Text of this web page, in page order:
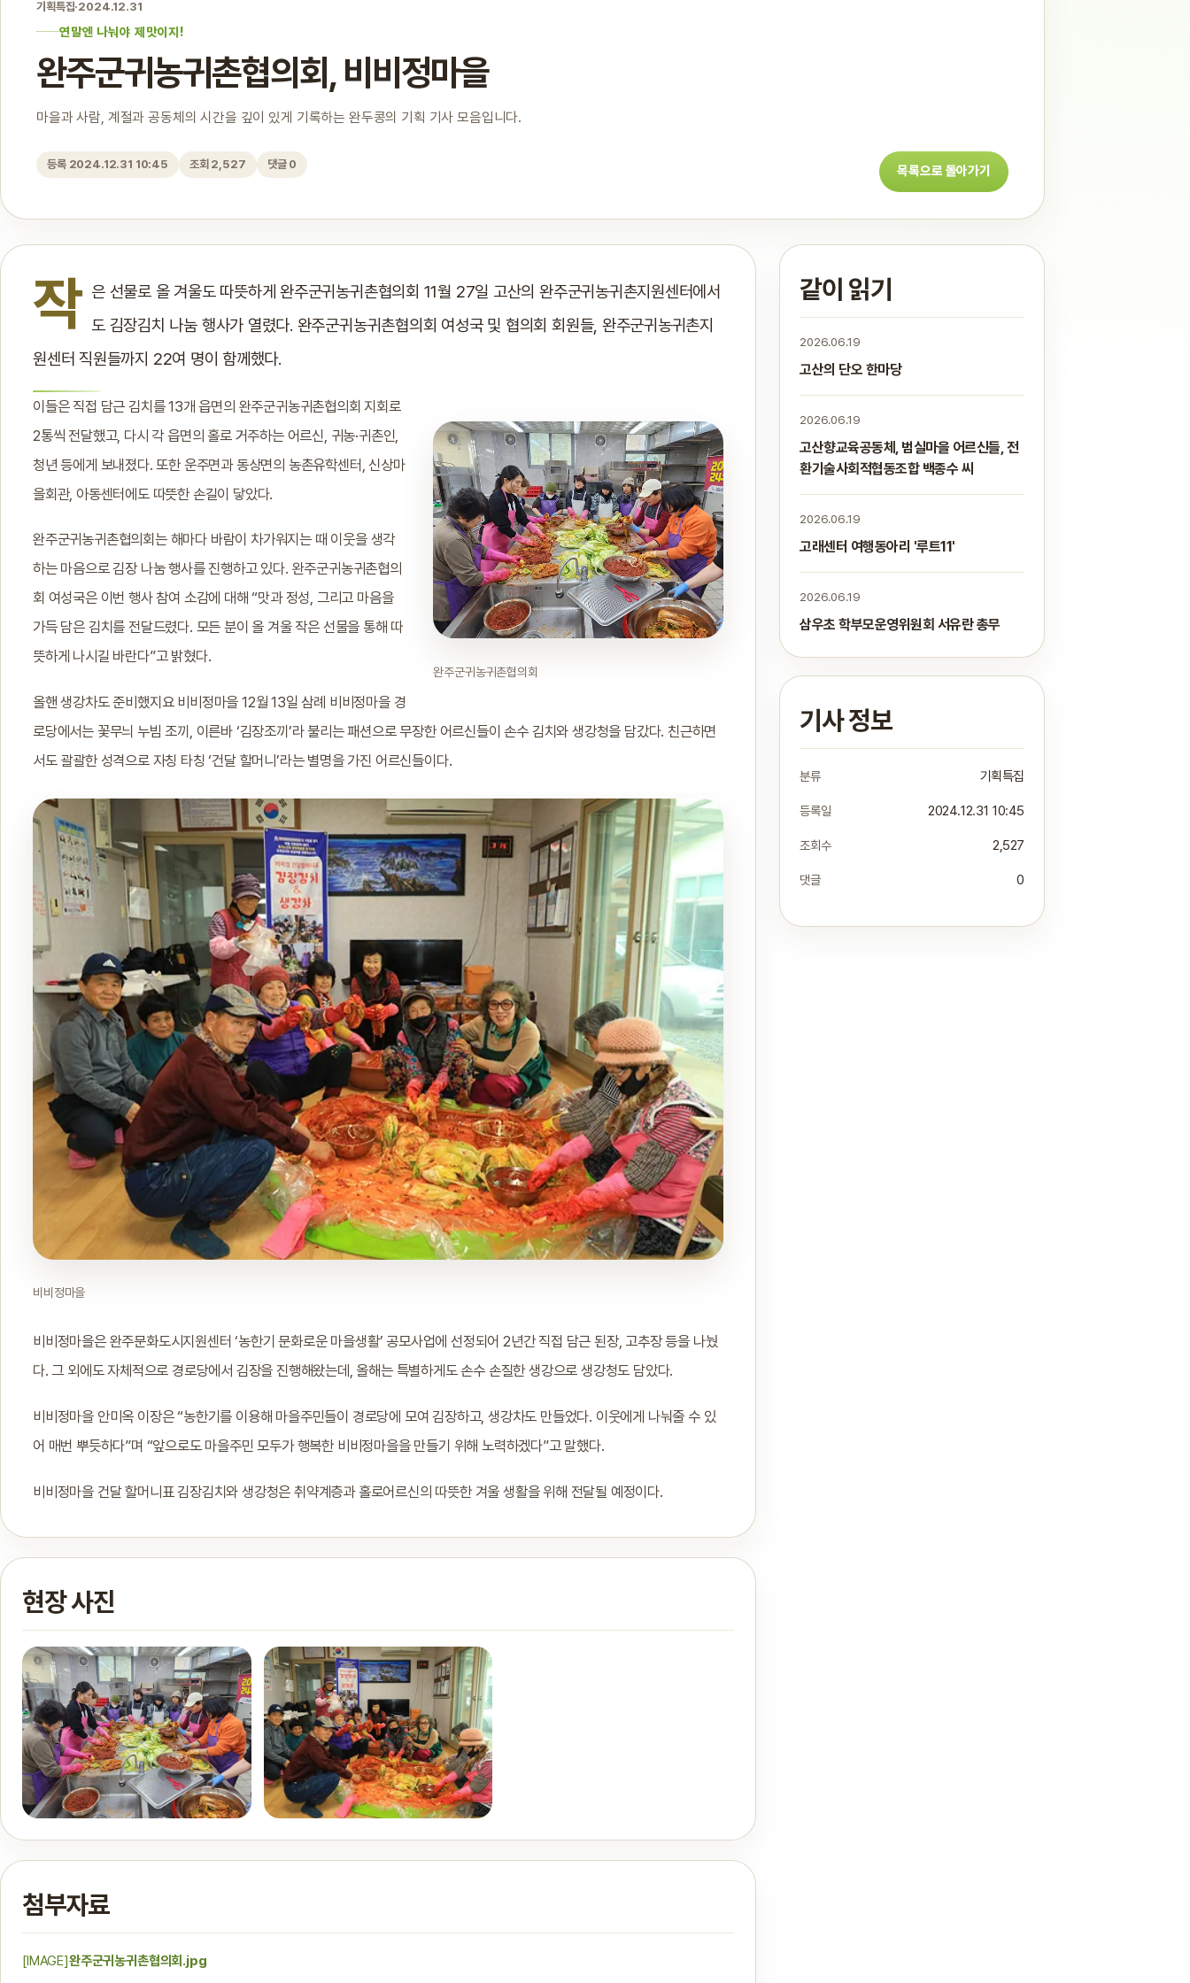
기획특집·2024.12.31
연말엔 나눠야 제맛이지!
완주군귀농귀촌협의회, 비비정마을
마을과 사람, 계절과 공동체의 시간을 깊이 있게 기록하는 완두콩의 기획 기사 모음입니다.
등록 2024.12.31 10:45 조회 2,527 댓글 0 목록으로 돌아가기
작 은 선물로 올 겨울도 따뜻하게 완주군귀농귀촌협의회 11월 27일 고산의 완주군귀농귀촌지원센터에서
도 김장김치 나눔 행사가 열렸다. 완주군귀농귀촌협의회 여성국 및 협의회 회원들, 완주군귀농귀촌지
원센터 직원들까지 22여 명이 함께했다.
완주군귀농귀촌협의회
이들은 직접 담근 김치를 13개 읍면의 완주군귀농귀촌협의회 지회로
2통씩 전달했고, 다시 각 읍면의 홀로 거주하는 어르신, 귀농·귀촌인,
청년 등에게 보내졌다. 또한 운주면과 동상면의 농촌유학센터, 신상마
을회관, 아동센터에도 따뜻한 손길이 닿았다.
완주군귀농귀촌협의회는 해마다 바람이 차가워지는 때 이웃을 생각
하는 마음으로 김장 나눔 행사를 진행하고 있다. 완주군귀농귀촌협의
회 여성국은 이번 행사 참여 소감에 대해 “맛과 정성, 그리고 마음을
가득 담은 김치를 전달드렸다. 모든 분이 올 겨울 작은 선물을 통해 따
뜻하게 나시길 바란다”고 밝혔다.
올핸 생강차도 준비했지요 비비정마을 12월 13일 삼례 비비정마을 경
로당에서는 꽃무늬 누빔 조끼, 이른바 ‘김장조끼’라 불리는 패션으로 무장한 어르신들이 손수 김치와 생강청을 담갔다. 친근하면
서도 괄괄한 성격으로 자칭 타칭 ‘건달 할머니’라는 별명을 가진 어르신들이다.
비비정마을
비비정마을은 완주문화도시지원센터 ‘농한기 문화로운 마을생활’ 공모사업에 선정되어 2년간 직접 담근 된장, 고추장 등을 나눴
다. 그 외에도 자체적으로 경로당에서 김장을 진행해왔는데, 올해는 특별하게도 손수 손질한 생강으로 생강청도 담았다.
비비정마을 안미옥 이장은 “농한기를 이용해 마을주민들이 경로당에 모여 김장하고, 생강차도 만들었다. 이웃에게 나눠줄 수 있
어 매번 뿌듯하다”며 “앞으로도 마을주민 모두가 행복한 비비정마을을 만들기 위해 노력하겠다”고 말했다.
비비정마을 건달 할머니표 김장김치와 생강청은 취약계층과 홀로어르신의 따뜻한 겨울 생활을 위해 전달될 예정이다.
현장 사진
첨부자료
[IMAGE]완주군귀농귀촌협의회.jpg
같이 읽기
2026.06.19
고산의 단오 한마당
2026.06.19
고산향교육공동체, 범실마을 어르신들, 전
환기술사회적협동조합 백종수 씨
2026.06.19
고래센터 여행동아리 '루트11'
2026.06.19
삼우초 학부모운영위원회 서유란 총무
기사 정보
분류 기획특집
등록일 2024.12.31 10:45
조회수 2,527
댓글 0